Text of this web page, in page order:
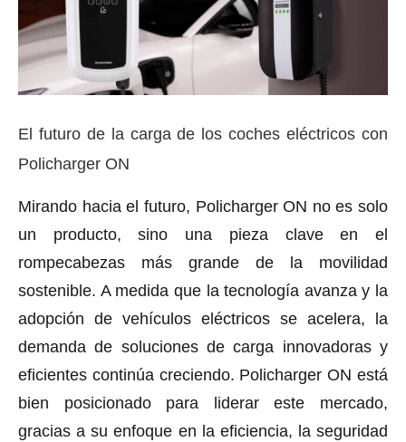
El futuro de la carga de los coches eléctricos con
Policharger ON
Mirando hacia el futuro, Policharger ON no es solo
un producto, sino una pieza clave en el
rompecabezas más grande de la movilidad
sostenible. A medida que la tecnología avanza y la
adopción de vehículos eléctricos se acelera, la
demanda de soluciones de carga innovadoras y
eficientes continúa creciendo. Policharger ON está
bien posicionado para liderar este mercado,
gracias a su enfoque en la eficiencia, la seguridad